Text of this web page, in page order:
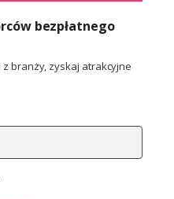
bezpłatnego
branży, zyskaj atrakcyjne